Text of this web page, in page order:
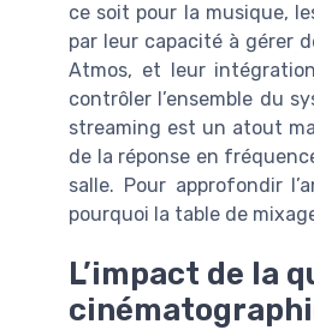
ce soit pour la musique,
par leur capacité à gérer
Atmos, et leur
contrôler l’ensemble du
streaming est un atout
de la réponse en
salle. Pour approfondir
pourquoi la table de
L’impact de la